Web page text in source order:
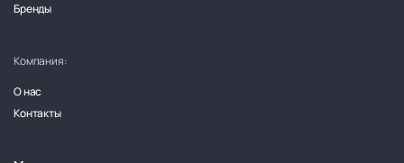
Бренды
Компания:
О нас
Контакты